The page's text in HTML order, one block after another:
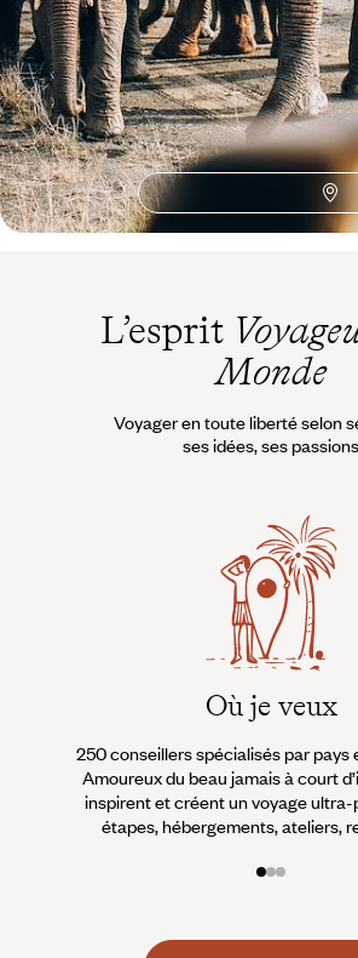
Hoedspruit
Big Five Road Trip
Elephant
Orchards Safari
Safari Parc Kruger
Robben Island
Jardins de Kirstenbosch
Canoe Kayak
Alfred Waterfront
L’esprit
Monde
Voyager en toute liberté selon
ses idées, ses passions
Où je veux
250 conseillers spécialisés par pays
Amoureux du beau jamais à court
inspirent et créent un voyage ultra-
étapes, hébergements, ateliers,